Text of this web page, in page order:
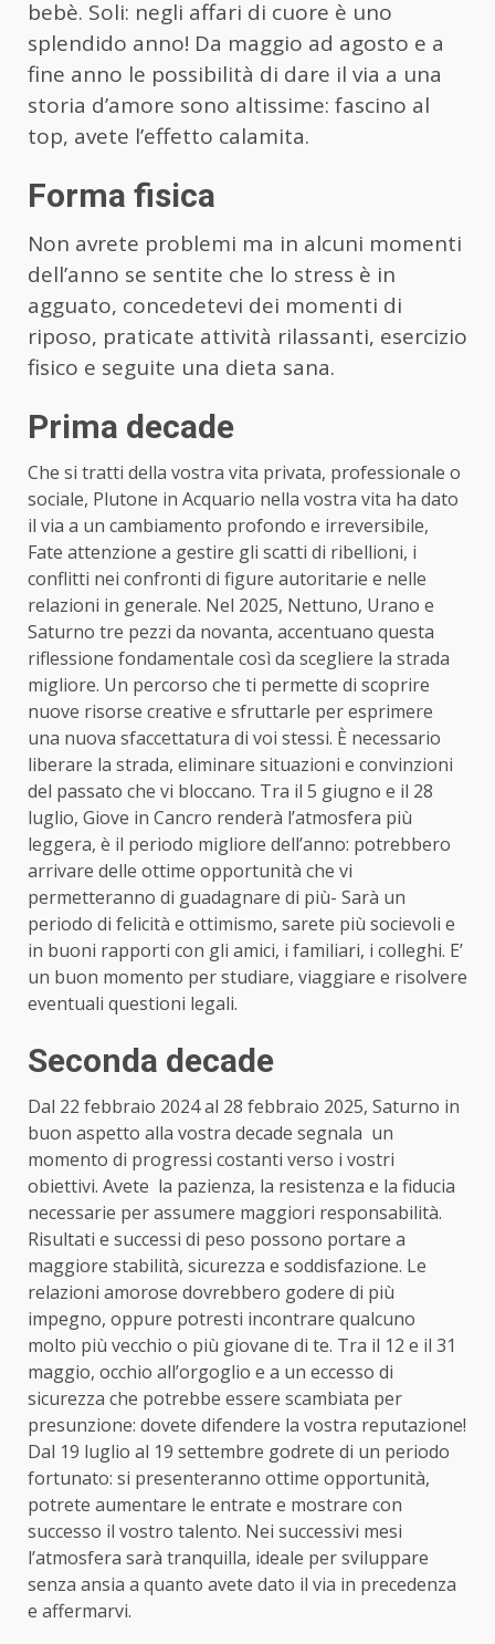
bebè. Soli: negli affari di cuore è uno
splendido anno! Da maggio ad agosto e a
fine anno le possibilità di dare il via a una
storia d’amore sono altissime: fascino al
top, avete l’effetto calamita.
Forma fisica
Non avrete problemi ma in alcuni momenti
dell’anno se sentite che lo stress è in
agguato, concedetevi dei momenti di
riposo, praticate attività rilassanti, esercizio
fisico e seguite una dieta sana.
Prima decade
Che si tratti della vostra vita privata, professionale o
sociale, Plutone in Acquario nella vostra vita ha dato
il via a un cambiamento profondo e irreversibile,
Fate attenzione a gestire gli scatti di ribellioni, i
conflitti nei confronti di figure autoritarie e nelle
relazioni in generale. Nel 2025, Nettuno, Urano e
Saturno tre pezzi da novanta, accentuano questa
riflessione fondamentale così da scegliere la strada
migliore. Un percorso che ti permette di scoprire
nuove risorse creative e sfruttarle per esprimere
una nuova sfaccettatura di voi stessi. È necessario
liberare la strada, eliminare situazioni e convinzioni
del passato che vi bloccano. Tra il 5 giugno e il 28
luglio, Giove in Cancro renderà l’atmosfera più
leggera, è il periodo migliore dell’anno: potrebbero
arrivare delle ottime opportunità che vi
permetteranno di guadagnare di più- Sarà un
periodo di felicità e ottimismo, sarete più socievoli e
in buoni rapporti con gli amici, i familiari, i colleghi. E’
un buon momento per studiare, viaggiare e risolvere
eventuali questioni legali.
Seconda decade
Dal 22 febbraio 2024 al 28 febbraio 2025, Saturno in
buon aspetto alla vostra decade segnala un
momento di progressi costanti verso i vostri
obiettivi. Avete la pazienza, la resistenza e la fiducia
necessarie per assumere maggiori responsabilità.
Risultati e successi di peso possono portare a
maggiore stabilità, sicurezza e soddisfazione. Le
relazioni amorose dovrebbero godere di più
impegno, oppure potresti incontrare qualcuno
molto più vecchio o più giovane di te. Tra il 12 e il 31
maggio, occhio all’orgoglio e a un eccesso di
sicurezza che potrebbe essere scambiata per
presunzione: dovete difendere la vostra reputazione!
Dal 19 luglio al 19 settembre godrete di un periodo
fortunato: si presenteranno ottime opportunità,
potrete aumentare le entrate e mostrare con
successo il vostro talento. Nei successivi mesi
l’atmosfera sarà tranquilla, ideale per sviluppare
senza ansia a quanto avete dato il via in precedenza
e affermarvi.